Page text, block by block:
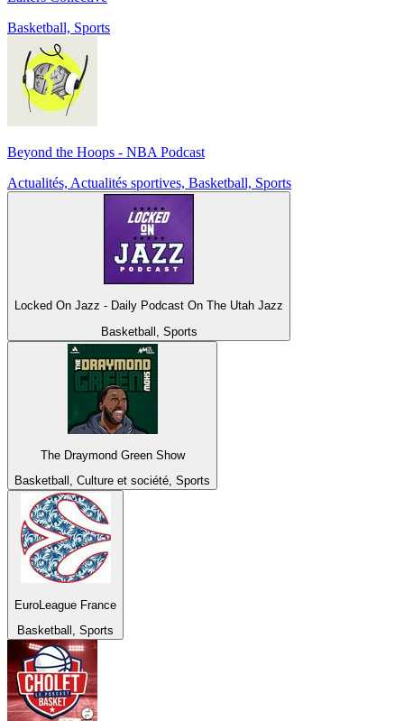
Basketball, Sports
Beyond the Hoops - NBA Podcast
Actualités, Actualités sportives, Basketball, Sports
Locked On Jazz - Daily Podcast On The Utah Jazz
Basketball, Sports
The Draymond Green Show
Basketball, Culture et société, Sports
EuroLeague France
Basketball, Sports